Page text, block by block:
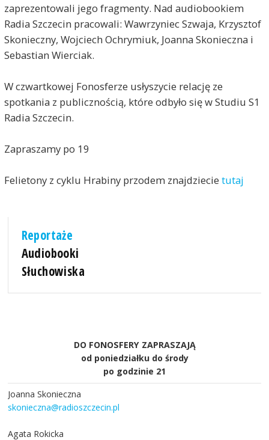
zaprezentowali jego fragmenty. Nad audiobookiem
Radia Szczecin pracowali: Wawrzyniec Szwaja, Krzysztof
Skonieczny, Wojciech Ochrymiuk, Joanna Skonieczna i
Sebastian Wierciak.
W czwartkowej Fonosferze usłyszycie relację ze
spotkania z publicznością, które odbyło się w Studiu S1
Radia Szczecin.
Zapraszamy po 19
Felietony z cyklu Hrabiny przodem znajdziecie tutaj
Reportaże
Audiobooki
Słuchowiska
DO FONOSFERY ZAPRASZAJĄ
od poniedziałku do środy
po godzinie 21
Joanna Skonieczna
skonieczna@radioszczecin.pl
Agata Rokicka